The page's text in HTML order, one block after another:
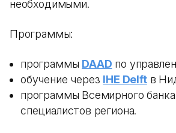
необходимыми.
Программы:
программы DAAD по
обучение через IHE Delftв
программы Всемирного
специалистов региона.